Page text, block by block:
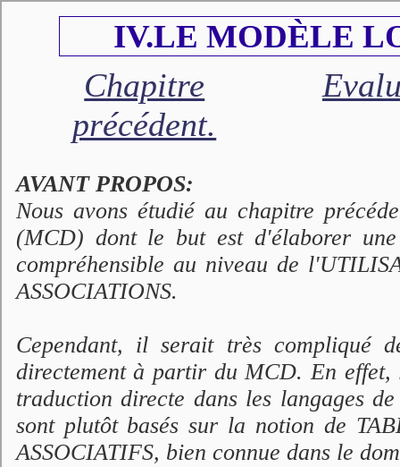
IV.LE MODÈLE
Chapitre
précédent.
AVANT PROPOS:
Nous avons étudié au chapitre
(MCD) dont le but est d'élaborer une
compréhensible au niveau de
ASSOCIATIONS.
Cependant, il serait très compliqué
directement à partir du MCD. En effet,
traduction directe dans les langages
sont plutôt basés sur la notion de
ASSOCIATIFS, bien connue dans le